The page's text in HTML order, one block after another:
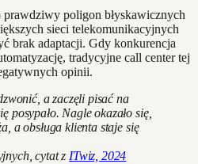
prawdziwy poligon błyskawicznych
sieci telekomunikacyjnych
brak adaptacji. Gdy konkurencja
tradycyjne call center tej
opinii.
a zaczęli pisać na
posypało. Nagle okazało się,
a obsługa klienta staje się
cytat z ITwiz, 2024